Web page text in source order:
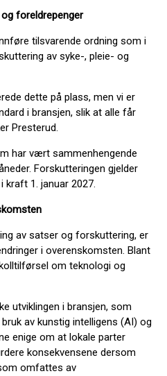
foreldrepenger
tilsvarende ordning som i
av syke-, pleie- og
dette på plass, men vi er
i bransjen, slik at alle får
Presterud.
har vært sammenhengende
Forskutteringen gjelder
1. januar 2027.
av satser og forskuttering, er
i overenskomsten. Blant
om teknologi og
utviklingen i bransjen, som
av kunstig intelligens (AI) og
enige om at lokale parter
konsekvensene dersom
omfattes av